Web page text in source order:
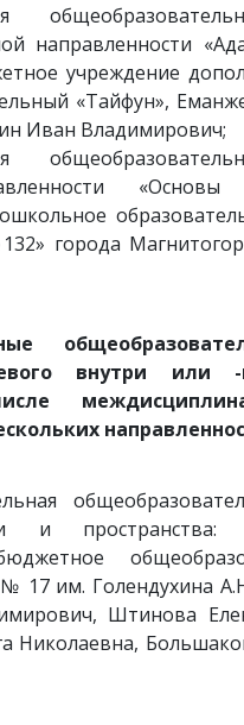
направленности
учреждение
«Тайфун»,
Иван Владимирович;
города
внутри или -
17 им. Голендухина
Штинова
Николаевна,